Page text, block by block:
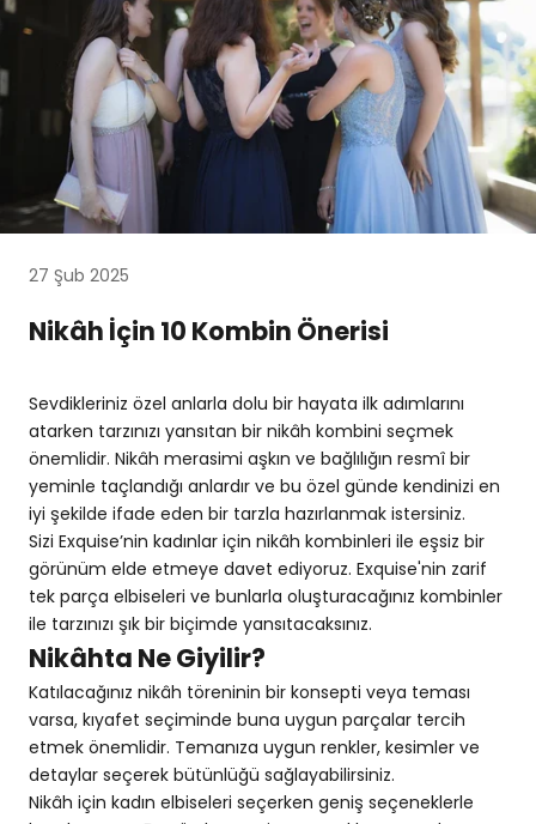
27 Şub 2025
Nikâh İçin 10 Kombin Önerisi
Sevdikleriniz özel anlarla dolu bir hayata ilk adımlarını
atarken tarzınızı yansıtan bir nikâh kombini seçmek
önemlidir. Nikâh merasimi aşkın ve bağlılığın resmî bir
yeminle taçlandığı anlardır ve bu özel günde kendinizi en
iyi şekilde ifade eden bir tarzla hazırlanmak istersiniz.
Sizi Exquise’nin kadınlar için nikâh kombinleri ile eşsiz bir
görünüm elde etmeye davet ediyoruz. Exquise'nin zarif
tek parça elbiseleri ve bunlarla oluşturacağınız kombinler
ile tarzınızı şık bir biçimde yansıtacaksınız.
Nikâhta Ne Giyilir?
Katılacağınız nikâh töreninin bir konsepti veya teması
varsa, kıyafet seçiminde buna uygun parçalar tercih
etmek önemlidir. Temanıza uygun renkler, kesimler ve
detaylar seçerek bütünlüğü sağlayabilirsiniz.
Nikâh için kadın elbiseleri seçerken geniş seçeneklerle